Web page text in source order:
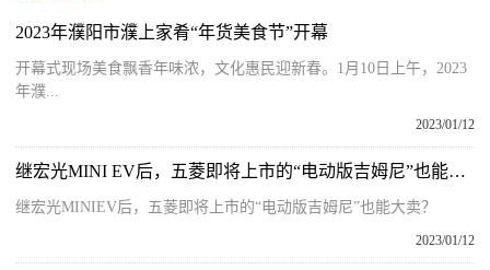
2023年濮阳市濮上家肴“年货美食节”开幕
开幕式现场美食飘香年味浓，文化惠民迎新春。1月10日上午，2023
年濮...
2023/01/12
继宏光MINI EV后，五菱即将上市的“电动版吉姆尼”也能大卖？
继宏光MINIEV后，五菱即将上市的“电动版吉姆尼”也能大卖？
2023/01/12